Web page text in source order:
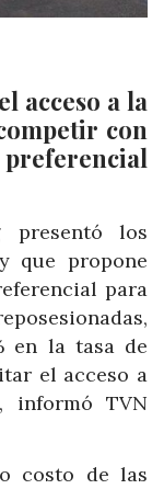
acceso a la
con
presentó los
que propone
para
en la tasa de
el acceso a
informó TVN
costo de las